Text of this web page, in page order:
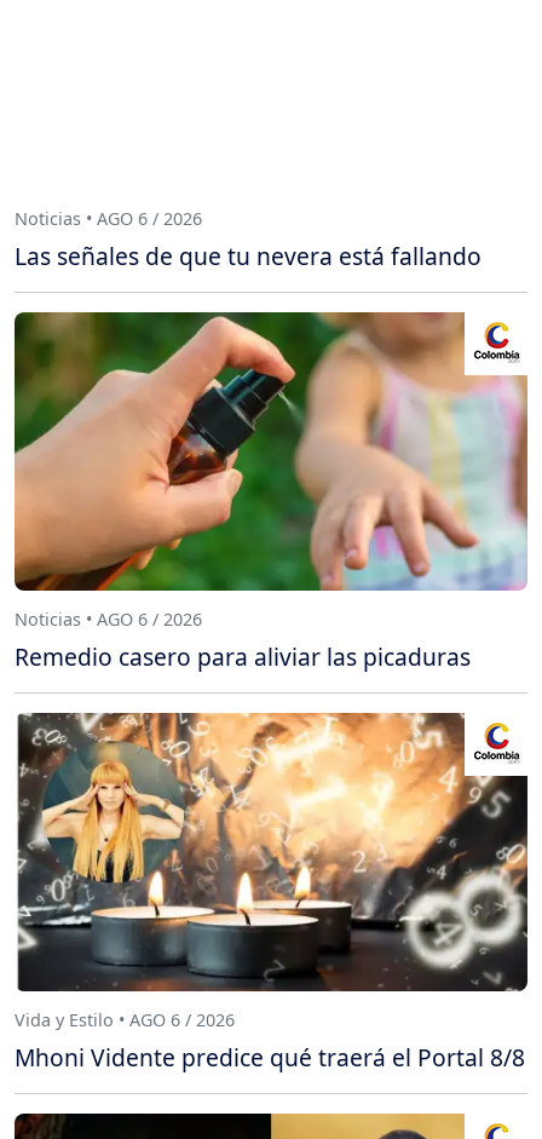
Noticias • AGO 6 / 2026
Las señales de que tu nevera está fallando
Noticias • AGO 6 / 2026
Remedio casero para aliviar las picaduras
Vida y Estilo • AGO 6 / 2026
Mhoni Vidente predice qué traerá el Portal 8/8